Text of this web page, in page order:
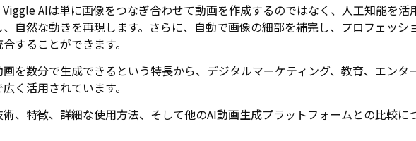
AIは単に画像をつなぎ合わせて動画を作成するのではなく、人工知能を活
自然な動きを再現します。さらに、自動で画像の細部を補完し、プロフェッシ
することができます。
を数分で生成できるという特長から、デジタルマーケティング、教育、エンタ
く活用されています。
、特徴、詳細な使用方法、そして他のAI動画生成プラットフォームとの比較に